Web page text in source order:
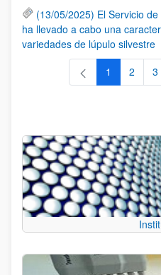
(13/05/2025) El Servicio
ha llevado a cabo una
variedades de lúpulo silvestre
Página
1 Página
2 3